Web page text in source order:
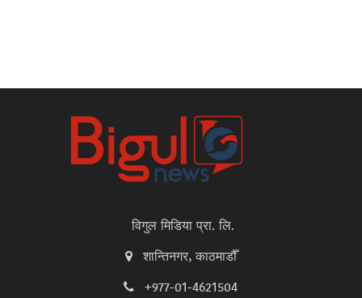
विगुल मिडिया प्रा. लि.
शान्तिनगर, काठमाडौँ
+977-01-4621504